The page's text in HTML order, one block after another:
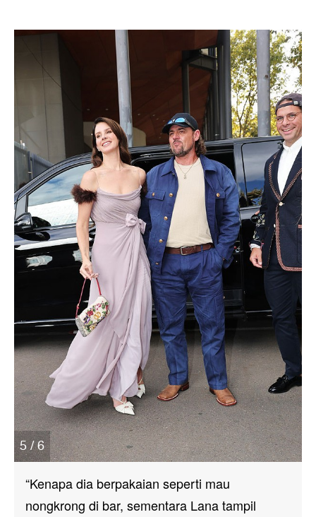
5 / 6
“Kenapa dia berpakaian seperti mau
nongkrong di bar, sementara Lana tampil